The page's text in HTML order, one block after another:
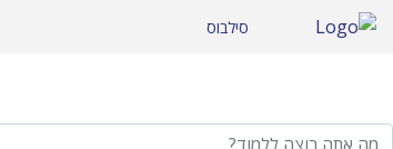
דלג לתוכן
סילבוס